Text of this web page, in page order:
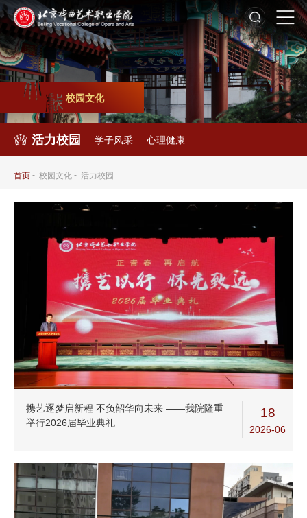
校园文化
活力校园 学子风采 心理健康
首页 - 校园文化 - 活力校园
携艺逐梦启新程 不负韶华向未来 ——我院隆重
举行2026届毕业典礼
18
2026-06